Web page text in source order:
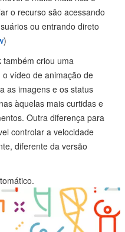
o recurso são acessando
ou entrando direto
)
também criou uma
vídeo de animação de
as imagens e os status
àquelas mais curtidas e
Outra diferença para
controlar a velocidade
diferente da versão